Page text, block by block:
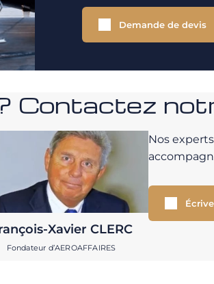
Demande de devis
Contactez
Xavier CLERC
Fondateur d’AEROAFFAIRES
Nos